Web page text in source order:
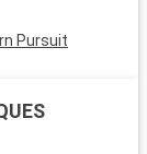
Pursuit